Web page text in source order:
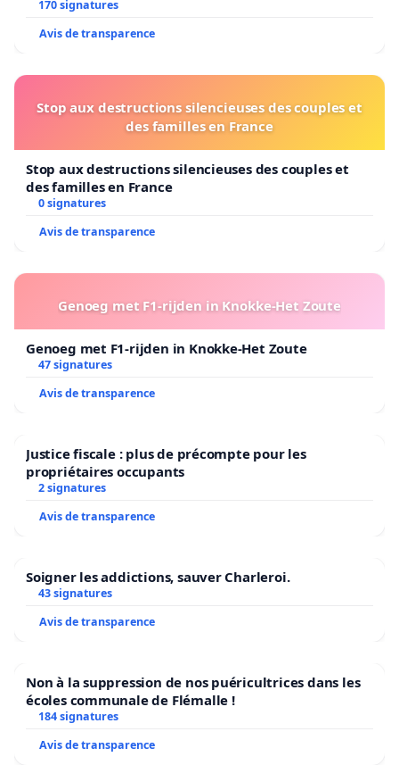
Bruxelles
170 signatures
Avis de transparence
Stop aux destructions silencieuses des couples et
des familles en France
Stop aux destructions silencieuses des couples et
des familles en France
0 signatures
Avis de transparence
Genoeg met F1-rijden in Knokke-Het Zoute
Genoeg met F1-rijden in Knokke-Het Zoute
47 signatures
Avis de transparence
Justice fiscale : plus de précompte pour les
propriétaires occupants
2 signatures
Avis de transparence
Soigner les addictions, sauver Charleroi.
43 signatures
Avis de transparence
Non à la suppression de nos puéricultrices dans les
écoles communale de Flémalle !
184 signatures
Avis de transparence